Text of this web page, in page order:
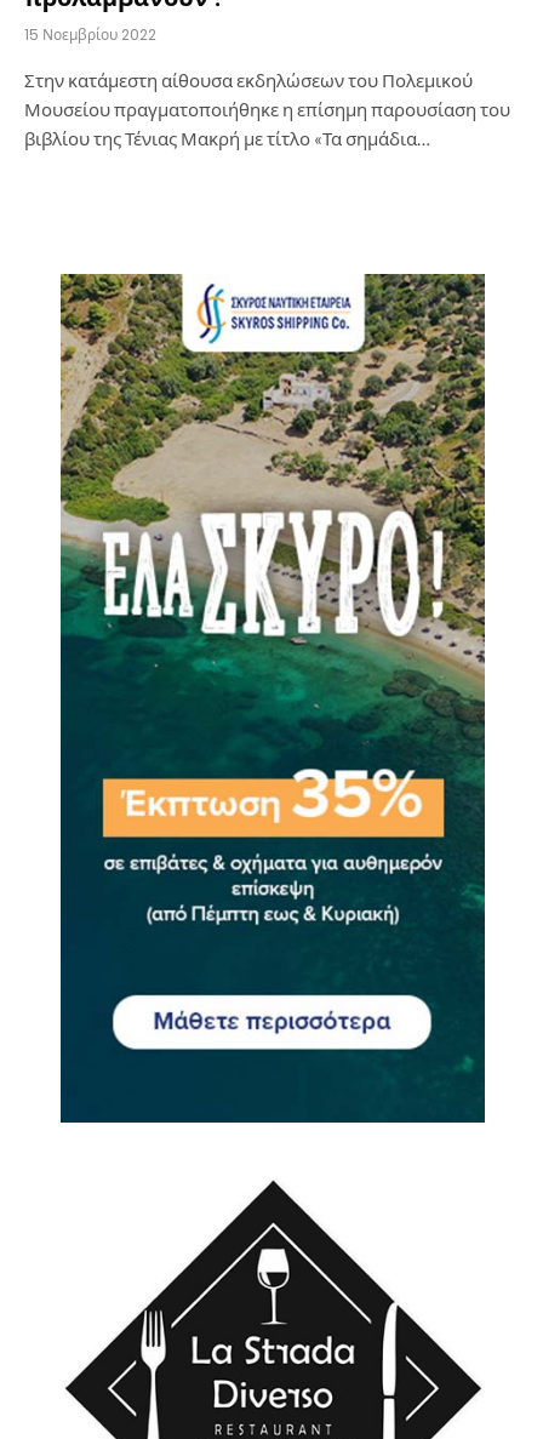
15 Νοεμβρίου 2022
Στην κατάμεστη αίθουσα εκδηλώσεων του Πολεμικού
Μουσείου πραγματοποιήθηκε η επίσημη παρουσίαση του
βιβλίου της Τένιας Μακρή με τίτλο «Τα σημάδια…